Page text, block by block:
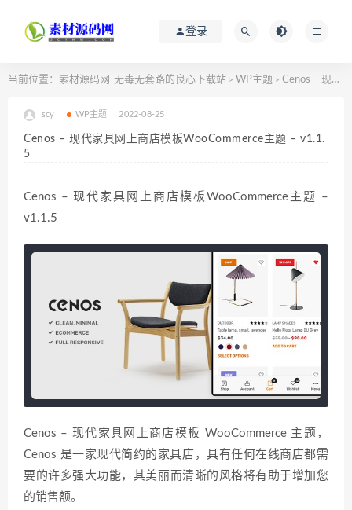
登录
当前位置： 素材源码网-无毒无套路的良心下载站 > WP主题 > Cenos – 现代家具网上商店模板WooCommerce主题 – v1.1.5
scy WP主题 2022-08-25
Cenos – 现代家具网上商店模板WooCommerce主题 – v1.1.
5
Cenos – 现代家具网上商店模板WooCommerce主题 –
v1.1.5
Cenos – 现代家具网上商店模板 WooCommerce 主题，
Cenos 是一家现代简约的家具店，具有任何在线商店都需
要的许多强大功能，其美丽而清晰的风格将有助于增加您
的销售额。